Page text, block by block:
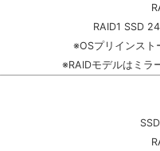
RAID1 SSD
※OSプリインスト
※RAIDモデルはミラ